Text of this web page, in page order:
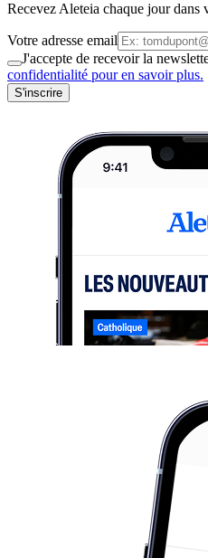
Recevez Aleteia chaque jour dans
Votre adresse email
J'accepte de recevoir la
confidentialité pour en savoir plus.
S'inscrire